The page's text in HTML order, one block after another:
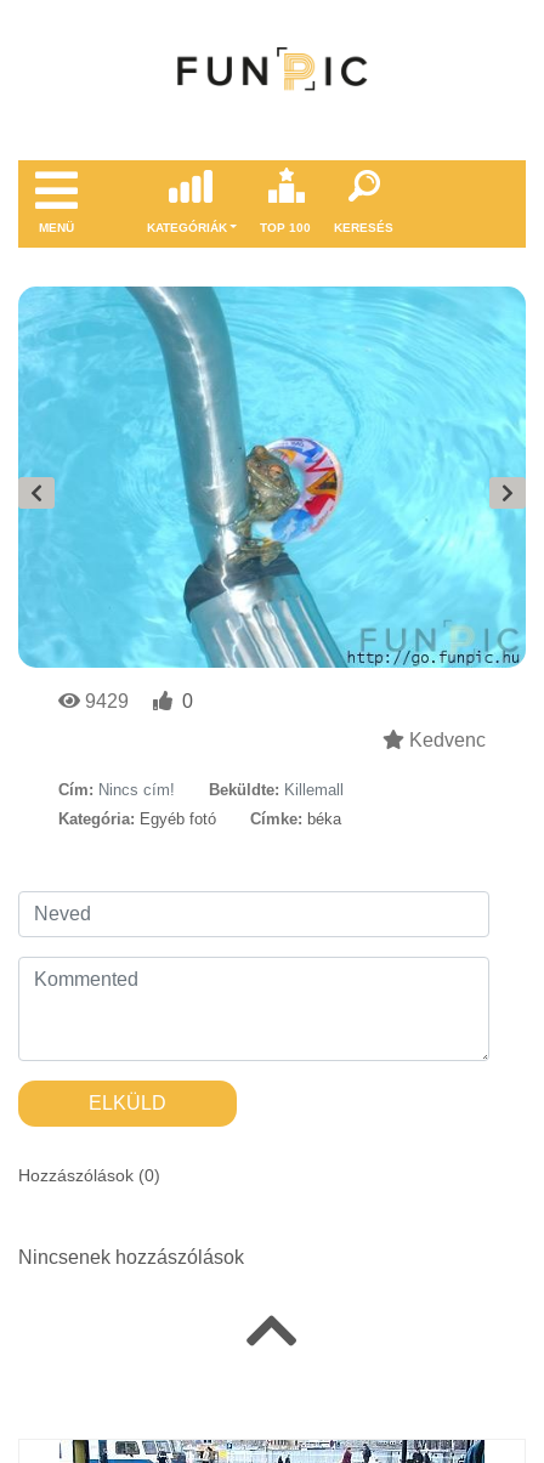
MENÜ KATEGÓRIÁK TOP 100 KERESÉS
9429
0
Kedvenc
Cím: Nincs cím! Beküldte: Killemall
Kategória: Egyéb fotó Címke: béka
ELKÜLD
Hozzászólások (0)
Nincsenek hozzászólások